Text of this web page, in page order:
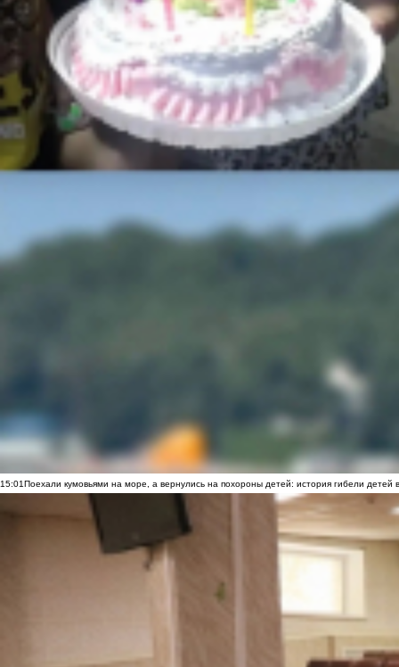
15:01Поехали кумовьями на море, а вернулись на похороны детей: история гибели детей